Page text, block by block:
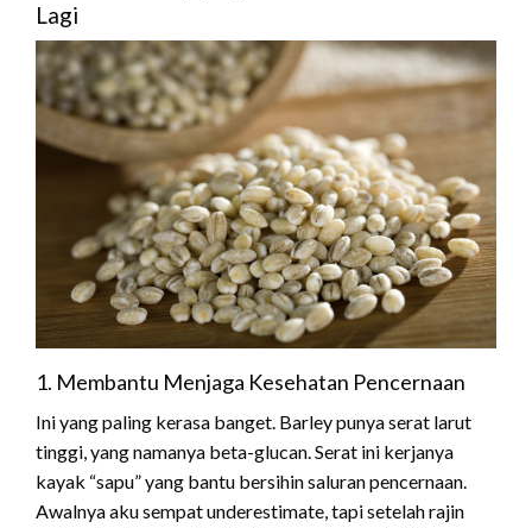
Lagi
1. Membantu Menjaga Kesehatan Pencernaan
Ini yang paling kerasa banget. Barley punya serat larut
tinggi, yang namanya beta-glucan. Serat ini kerjanya
kayak “sapu” yang bantu bersihin saluran pencernaan.
Awalnya aku sempat underestimate, tapi setelah rajin